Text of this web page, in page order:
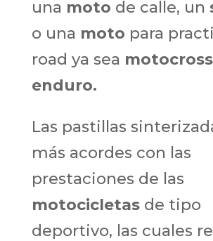
una moto de calle, un
o una moto para
road ya sea motocross
enduro.
Las pastillas
más acordes con las
prestaciones de las
motocicletasde tipo
deportivo, las cuales